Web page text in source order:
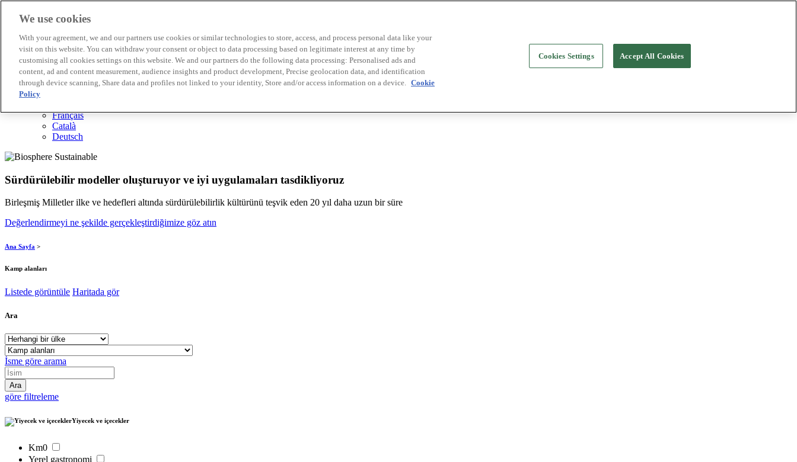
Biosphere Şirketlerini
Değerlendirmeyi nasıl yapıyoruz
Biz kimiz
TR
English
Français
Català
Deutsch
Sürdürülebilir modeller oluşturuyor ve iyi uygulamaları tasdikliyoruz
Birleşmiş Milletler ilke ve hedefleri altında sürdürülebilirlik kültürünü teşvik eden 20 yıl daha uzun bir süre
Değerlendirmeyi ne şekilde gerçekleştirdiğimize göz atın
Ana Sayfa >
Kamp alanları
Listede görüntüle Haritada gör
Ara
İsme göre arama
göre filtreleme
Yiyecek ve içecekler
Km0
Yerel gastronomi
We use cookies
With your agreement, we and our partners use cookies or similar technologies to store, access, and process personal data like your
visit on this website. You can withdraw your consent or object to data processing based on legitimate interest at any time by
customising all cookies settings on this website. We and our partners do the following data processing: Personalised ads and
content, ad and content measurement, audience insights and product development, Precise geolocation data, and identification
through device scanning, Share data and profiles not linked to your identity, Store and/or access information on a device. Cookie
Policy
Cookies Settings Accept All Cookies